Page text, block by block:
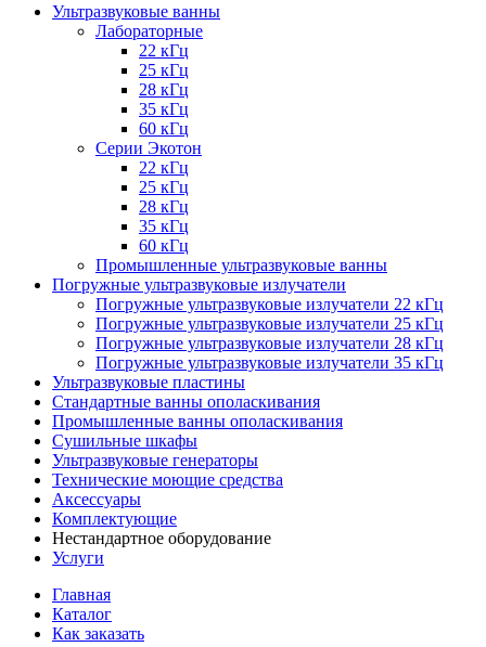
Ультразвуковые ванны
Лабораторные
22 кГц
25 кГц
28 кГц
35 кГц
60 кГц
Серии Экотон
22 кГц
25 кГц
28 кГц
35 кГц
60 кГц
Промышленные ультразвуковые ванны
Погружные ультразвуковые излучатели
Погружные ультразвуковые излучатели 22 кГц
Погружные ультразвуковые излучатели 25 кГц
Погружные ультразвуковые излучатели 28 кГц
Погружные ультразвуковые излучатели 35 кГц
Ультразвуковые пластины
Стандартные ванны ополаскивания
Промышленные ванны ополаскивания
Сушильные шкафы
Ультразвуковые генераторы
Технические моющие средства
Аксессуары
Комплектующие
Нестандартное оборудование
Услуги
Главная
Каталог
Как заказать